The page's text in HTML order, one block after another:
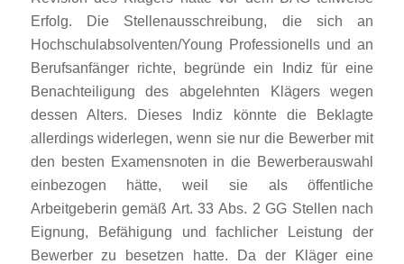
Erfolg. Die Stellenausschreibung, die sich an
Hochschulabsolventen/Young Professionells und an
Berufsanfänger richte, begründe ein Indiz für eine
Benachteiligung des abgelehnten Klägers wegen
dessen Alters. Dieses Indiz könnte die Beklagte
allerdings widerlegen, wenn sie nur die Bewerber mit
den besten Examensnoten in die Bewerberauswahl
einbezogen hätte, weil sie als öffentliche
Arbeitgeberin gemäß Art. 33 Abs. 2 GG Stellen nach
Eignung, Befähigung und fachlicher Leistung der
Bewerber zu besetzen hatte. Da der Kläger eine